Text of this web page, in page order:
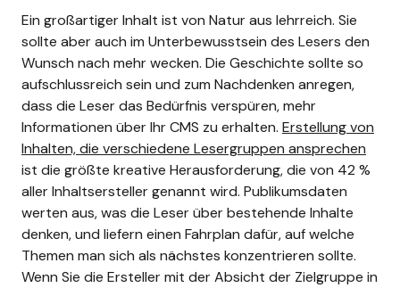
Ein großartiger Inhalt ist von Natur aus lehrreich. Sie
sollte aber auch im Unterbewusstsein des Lesers den
Wunsch nach mehr wecken. Die Geschichte sollte so
aufschlussreich sein und zum Nachdenken anregen,
dass die Leser das Bedürfnis verspüren, mehr
Informationen über Ihr CMS zu erhalten. Erstellung von
Inhalten, die verschiedene Lesergruppen ansprechen
ist die größte kreative Herausforderung, die von 42 %
aller Inhaltsersteller genannt wird. Publikumsdaten
werten aus, was die Leser über bestehende Inhalte
denken, und liefern einen Fahrplan dafür, auf welche
Themen man sich als nächstes konzentrieren sollte.
Wenn Sie die Ersteller mit der Absicht der Zielgruppe in